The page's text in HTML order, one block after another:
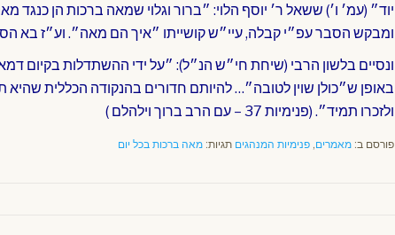
יוד״ (עמ׳ ו׳) ששאל ר׳ יוסף הלוי: ״ברור וגלוי שמאה ברכות הן
ומבקש הסבר עפ״י קבלה, עיי״ש קושייתו ״איך הם מאה״. וע״ז בא
ונסיים בלשון הרבי (שיחת חי״ש הנ״ל): ״על ידי ההשתדלות בקיום
באופן ש״כולן שוין לטובה״… להיותם חדורים בהנקודה הכללית
ולזכרו תמיד״. (פנימיות 37 – עם הרב ברוך וילהלם )
פורסם ב: מאמרים, פנימיות המנהגים תגיות: מאה ברכות בכל יום